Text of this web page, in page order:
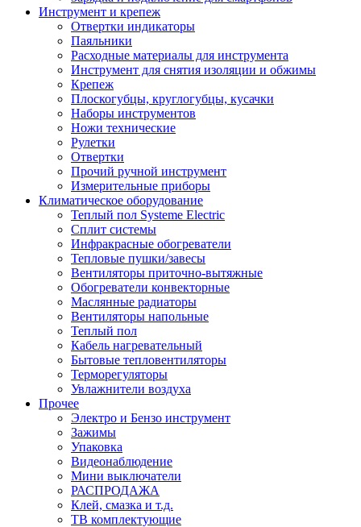
Инструмент и крепеж
Отвертки индикаторы
Паяльники
Расходные материалы для инструмента
Инструмент для снятия изоляции и обжимы
Крепеж
Плоскогубцы, круглогубцы, кусачки
Наборы инструментов
Ножи технические
Рулетки
Отвертки
Прочий ручной инструмент
Измерительные приборы
Климатическое оборудование
Теплый пол Systeme Electric
Сплит системы
Инфракрасные обогреватели
Тепловые пушки/завесы
Вентиляторы приточно-вытяжные
Обогреватели конвекторные
Маслянные радиаторы
Вентиляторы напольные
Теплый пол
Кабель нагревательный
Бытовые тепловентиляторы
Терморегуляторы
Увлажнители воздуха
Прочее
Электро и Бензо инструмент
Зажимы
Упаковка
Видеонаблюдение
Мини выключатели
РАСПРОДАЖА
Клей, смазка и т.д.
ТВ комплектующие